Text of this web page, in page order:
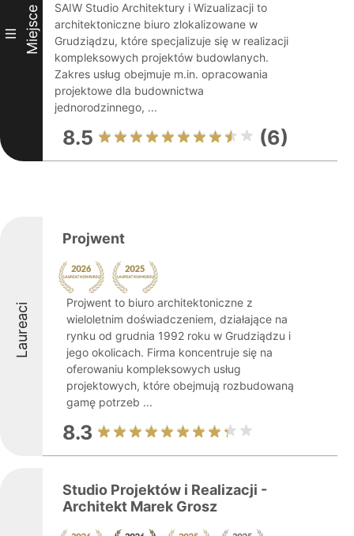
III Miejsce
SAIW Studio Architektury i Wizualizacji to
architektoniczne biuro zlokalizowane w
Grudziądzu, które specjalizuje się w realizacji
kompleksowych projektów budowlanych.
Zakres usług obejmuje m.in. opracowania
projektowe dla budownictwa
jednorodzinnego, ...
8.5 (6)
Laureaci
Projwent
Projwent to biuro architektoniczne z
wieloletnim doświadczeniem, działające na
rynku od grudnia 1992 roku w Grudziądzu i
jego okolicach. Firma koncentruje się na
oferowaniu kompleksowych usług
projektowych, które obejmują rozbudowaną
gamę potrzeb ...
8.3
Studio Projektów i Realizacji -
Architekt Marek Grosz